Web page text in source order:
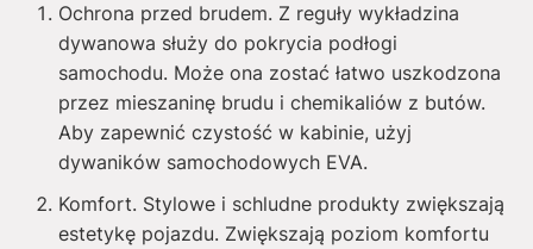
Ochrona przed brudem. Z reguły wykładzina
dywanowa służy do pokrycia podłogi
samochodu. Może ona zostać łatwo uszkodzona
przez mieszaninę brudu i chemikaliów z butów.
Aby zapewnić czystość w kabinie, użyj
dywaników samochodowych EVA.
Komfort. Stylowe i schludne produkty zwiększają
estetykę pojazdu. Zwiększają poziom komfortu